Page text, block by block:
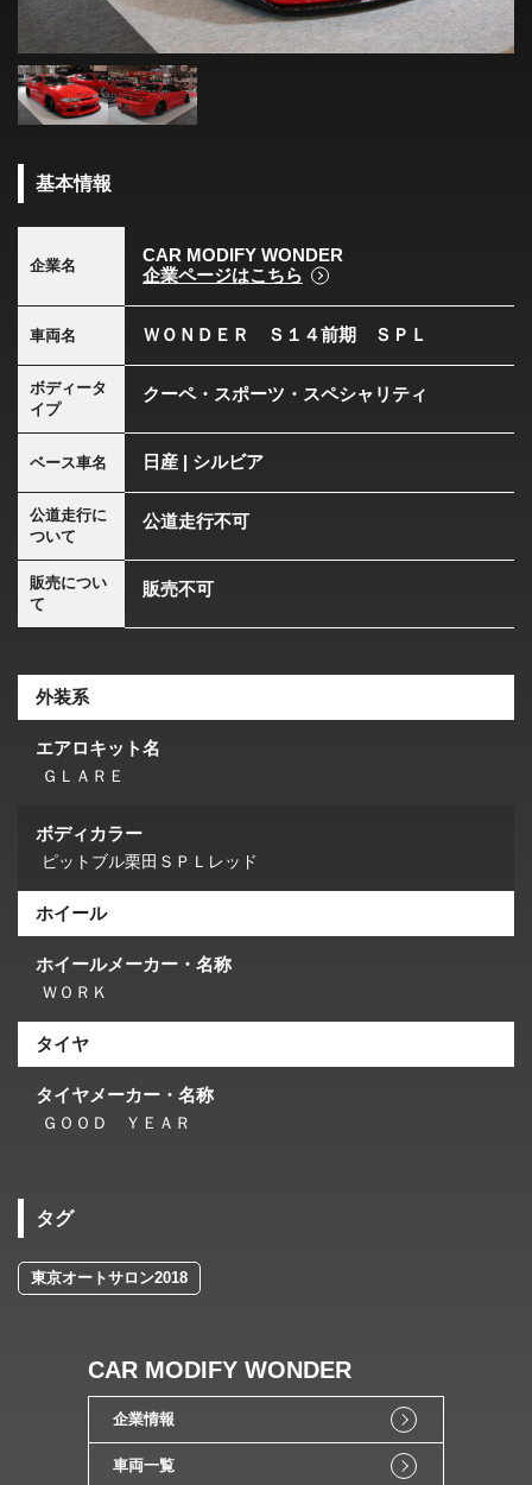
基本情報
企業名
CAR MODIFY WONDER
企業ページはこちら
車両名 ＷＯＮＤＥＲ Ｓ１４前期 ＳＰＬ
ボディータ
イプ
クーペ・スポーツ・スペシャリティ
ベース車名 日産 | シルビア
公道走行に
ついて
公道走行不可
販売につい
て
販売不可
外装系
エアロキット名
ＧＬＡＲＥ
ボディカラー
ピットブル栗田ＳＰＬレッド
ホイール
ホイールメーカー・名称
ＷＯＲＫ
タイヤ
タイヤメーカー・名称
ＧＯＯＤ ＹＥＡＲ
タグ
東京オートサロン2018
CAR MODIFY WONDER
企業情報
車両一覧